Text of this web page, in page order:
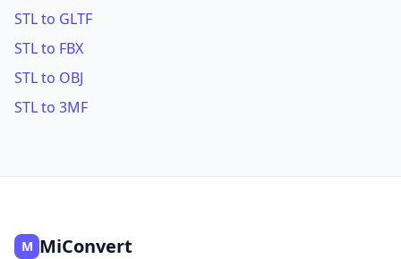
STL to GLTF
STL to FBX
STL to OBJ
STL to 3MF
M MiConvert